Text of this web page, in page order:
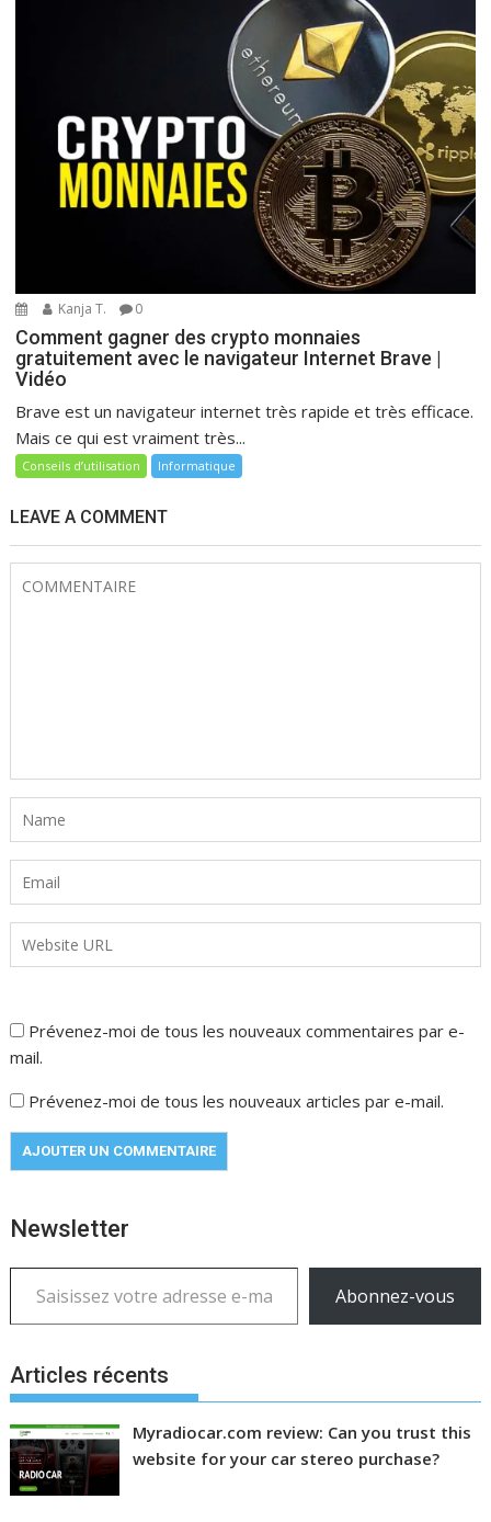
Kanja T. 0
Comment gagner des crypto monnaies
gratuitement avec le navigateur Internet Brave |
Vidéo
Brave est un navigateur internet très rapide et très efficace.
Mais ce qui est vraiment très...
Conseils d’utilisation Informatique
LEAVE A COMMENT
Prévenez-moi de tous les nouveaux commentaires par e-
mail.
Prévenez-moi de tous les nouveaux articles par e-mail.
Newsletter
Saisissez votre adresse e-mail…
Abonnez-vous
Articles récents
Myradiocar.com review: Can you trust this
website for your car stereo purchase?